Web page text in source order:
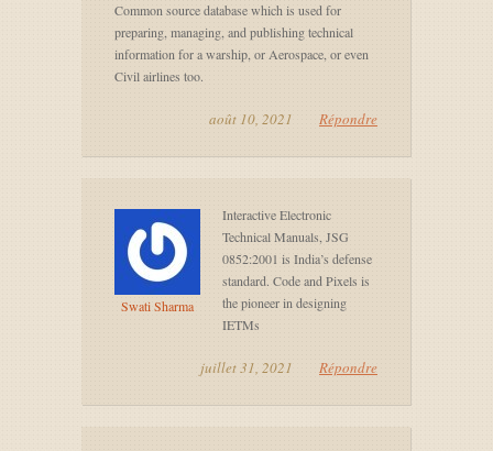
Common source database which is used for
preparing, managing, and publishing technical
information for a warship, or Aerospace, or even
Civil airlines too.
août 10, 2021 Répondre
Swati Sharma
Interactive Electronic
Technical Manuals, JSG
0852:2001 is India’s defense
standard. Code and Pixels is
the pioneer in designing
IETMs
juillet 31, 2021 Répondre